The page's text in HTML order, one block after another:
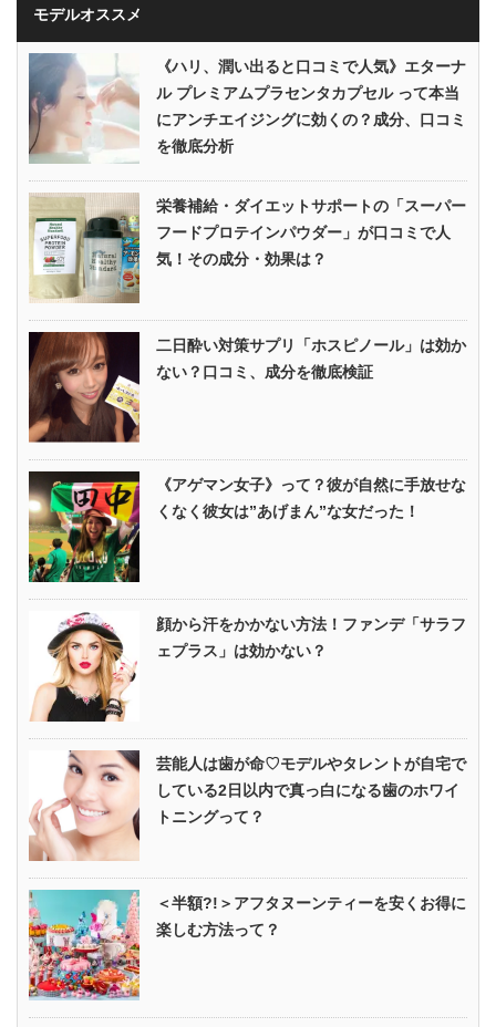
モデルオススメ
《ハリ、潤い出ると口コミで人気》エターナ
ル プレミアムプラセンタカプセル って本当
にアンチエイジングに効くの？成分、口コミ
を徹底分析
栄養補給・ダイエットサポートの「スーパー
フードプロテインパウダー」が口コミで人
気！その成分・効果は？
二日酔い対策サプリ「ホスピノール」は効か
ない？口コミ、成分を徹底検証
《アゲマン女子》って？彼が自然に手放せな
くなく彼女は”あげまん”な女だった！
顔から汗をかかない方法！ファンデ「サラフ
ェプラス」は効かない？
芸能人は歯が命♡モデルやタレントが自宅で
している2日以内で真っ白になる歯のホワイ
トニングって？
＜半額?!＞アフタヌーンティーを安くお得に
楽しむ方法って？